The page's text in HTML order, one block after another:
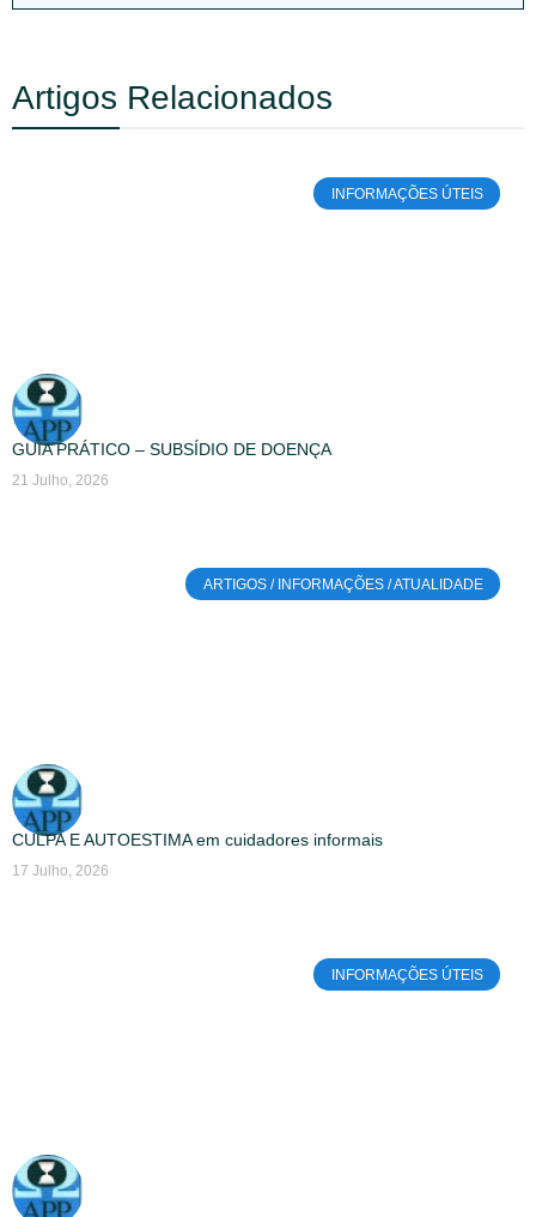
Artigos Relacionados
INFORMAÇÕES ÚTEIS
GUIA PRÁTICO – SUBSÍDIO DE DOENÇA
21 Julho, 2026
ARTIGOS / INFORMAÇÕES / ATUALIDADE
CULPA E AUTOESTIMA em cuidadores informais
17 Julho, 2026
INFORMAÇÕES ÚTEIS